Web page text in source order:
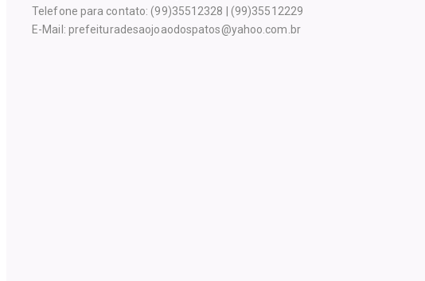
Telefone para contato: (99)35512328 | (99)35512229
E-Mail: prefeituradesaojoaodospatos@yahoo.com.br